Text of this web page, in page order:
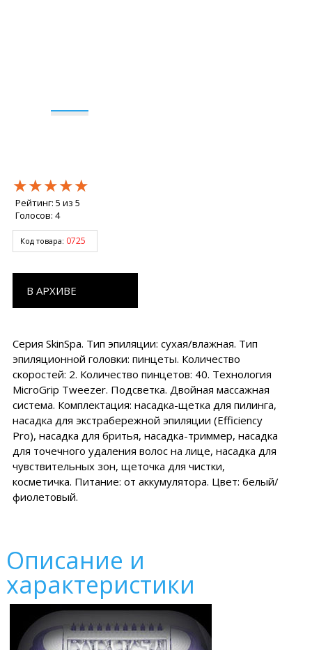
★★★★★
★★★★★
★★★★★
Рейтинг: 5 из 5
Голосов: 4
Код товара: 0725
В АРХИВЕ
Серия SkinSpa. Тип эпиляции: сухая/влажная. Тип
эпиляционной головки: пинцеты. Количество
скоростей: 2. Количество пинцетов: 40. Технология
MicroGrip Tweezer. Подсветка. Двойная массажная
система. Комплектация: насадка-щетка для пилинга,
насадка для экстрабережной эпиляции (Efficiency
Pro), насадка для бритья, насадка-триммер, насадка
для точечного удаления волос на лице, насадка для
чувствительных зон, щеточка для чистки,
косметичка. Питание: от аккумулятора. Цвет: белый/
фиолетовый.
Описание и
характеристики